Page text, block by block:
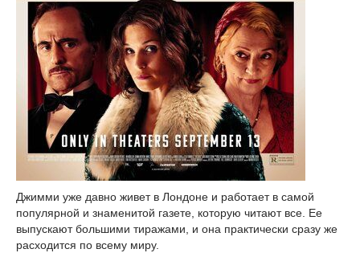
Джимми уже давно живет в Лондоне и работает в самой
популярной и знаменитой газете, которую читают все. Ее
выпускают большими тиражами, и она практически сразу же
расходится по всему миру.